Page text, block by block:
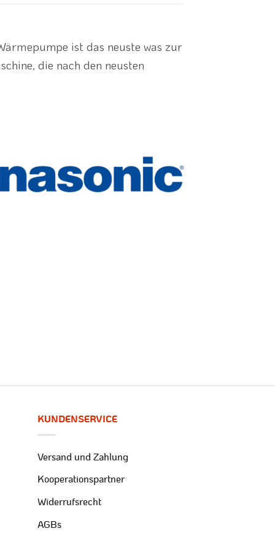
ist das neuste was zur
die nach den neusten
KUNDENSERVICE
Versand und Zahlung
Kooperationspartner
Widerrufsrecht
AGBs